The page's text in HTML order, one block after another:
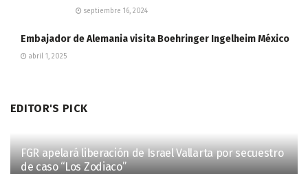
septiembre 16, 2024
Embajador de Alemania visita Boehringer Ingelheim México
abril 1, 2025
EDITOR'S PICK
FGR apelará liberación de Israel Vallarta por secuestro
de caso “Los Zodiaco”